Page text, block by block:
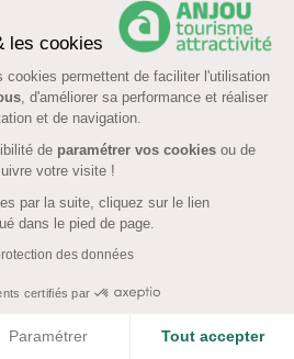
les cookies
cookies permettent de faciliter l'utilisation
, d'améliorer sa performance et réaliser
et de navigation.
de paramétrer vos cookies ou de
votre visite !
par la suite, cliquez sur le lien
dans le pied de page.
des données
certifiés par
Paramétrer Tout accepter
Offices de tourisme Comment venir ?
Ecrivez-nous
FR EN
Groupement d’Intérêt Public engagé